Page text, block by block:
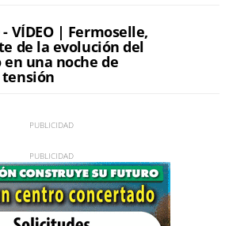
- VÍDEO | Fermoselle,
de la evolución del
una noche de